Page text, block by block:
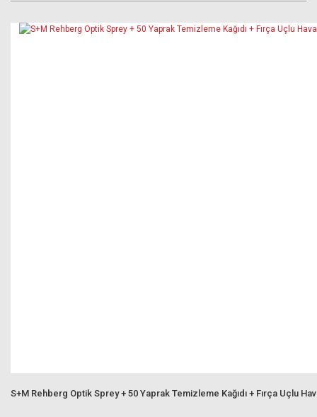
S+M Rehberg Optik Sprey + 50 Yaprak Temizleme Kağıdı + Fırça Uçlu